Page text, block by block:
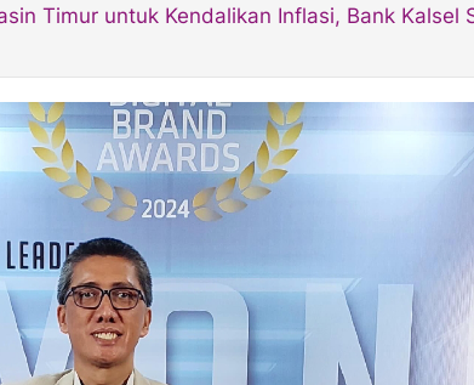
Timur untuk Kendalikan Inflasi, Bank Kalsel